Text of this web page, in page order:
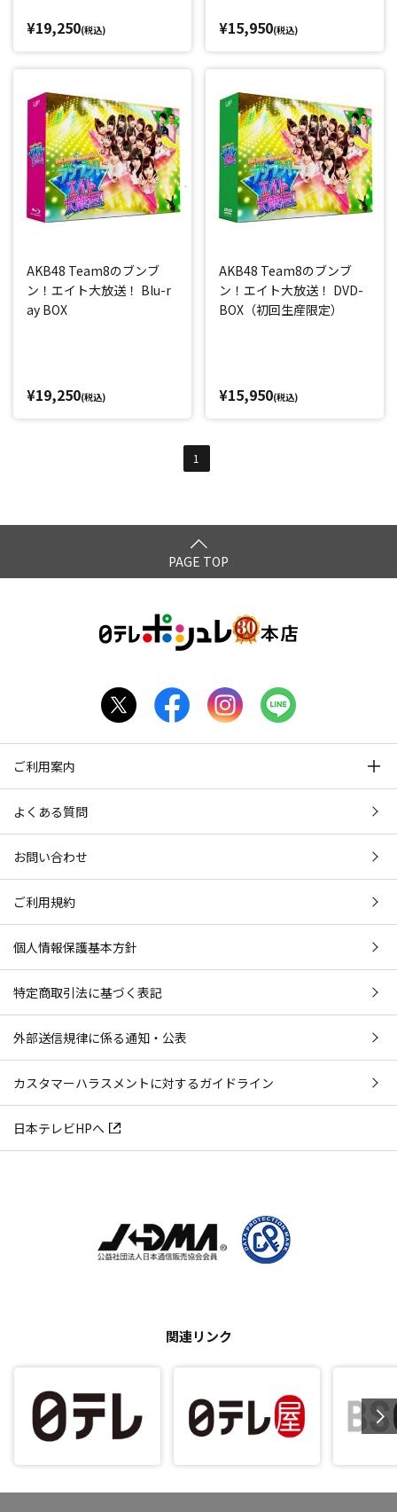
¥19,250(税込) ¥15,950(税込)
AKB48 Team8のブンブ
ン！エイト大放送！ Blu-r
ay BOX
¥19,250(税込)
AKB48 Team8のブンブ
ン！エイト大放送！ DVD-
BOX（初回生産限定）
¥15,950(税込)
1
PAGE TOP
ご利用案内
よくある質問
お問い合わせ
ご利用規約
個人情報保護基本方針
特定商取引法に基づく表記
外部送信規律に係る通知・公表
カスタマーハラスメントに対するガイドライン
日本テレビHPへ
関連リンク